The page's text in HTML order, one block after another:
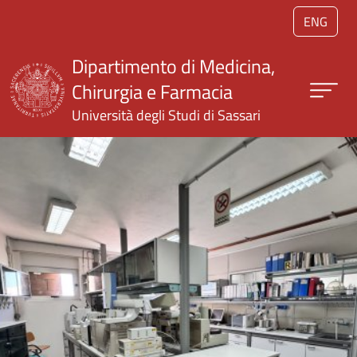
Salta al contenuto principale
ENG
Dipartimento di Medicina,
Chirurgia e Farmacia
Università degli Studi di Sassari